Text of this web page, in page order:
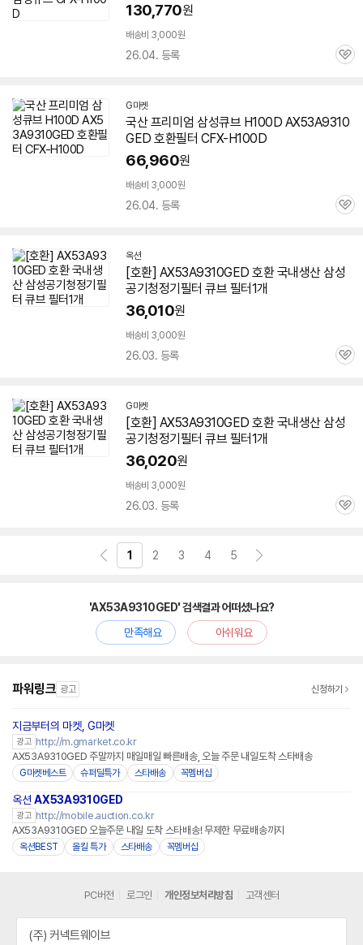
130,770원
배송비 3,000원
26.04. 등록
관
G마켓
국산 프리미엄 삼성큐브 H100D AX53A9310
GED 호환필터 CFX-H100D
66,960원
배송비 3,000원
26.04. 등록
관
옥션
[호환] AX53A9310GED 호환 국내생산 삼성
공기청정기필터 큐브 필터1개
36,010원
배송비 3,000원
26.03. 등록
관
G마켓
[호환] AX53A9310GED 호환 국내생산 삼성
공기청정기필터 큐브 필터1개
36,020원
배송비 3,000원
26.03. 등록
관
1 2 3 4 5
'AX53A9310GED' 검색결과 어떠셨나요?
만족해요
아쉬워요
파워링크 광고 신청하기
지금부터의 마켓, G마켓
광고 http://m.gmarket.co.kr
AX53A9310GED 주말까지 매일매일 빠른배송, 오늘 주문 내일도착 스타배송
G마켓베스트 슈퍼딜특가 스타배송 꼭멤버십
옥션AX53A9310GED
광고 http://mobile.auction.co.kr
AX53A9310GED 오늘주문 내일 도착 스타배송! 무제한 무료배송까지
옥션BEST 올킬 특가 스타배송 꼭멤버십
PC버전 로그인 개인정보처리방침 고객센터
(주) 커넥트웨이브